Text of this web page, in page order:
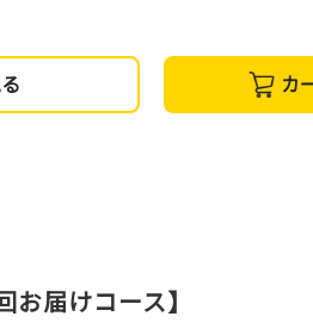
カ
届けコース】